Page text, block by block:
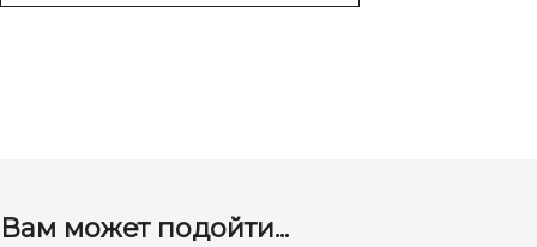
Вам может подойти...